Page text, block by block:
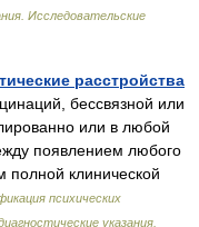
Исследовательские
расстройства
бессвязной или
или в любой
появлением любого
полной клинической
психических
указания.